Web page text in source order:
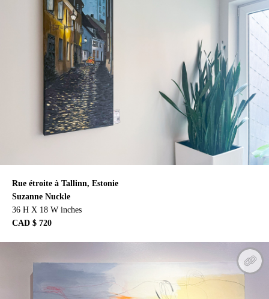
Rue étroite à Tallinn, Estonie
Suzanne Nuckle
36 H X 18 W inches
CAD $ 720